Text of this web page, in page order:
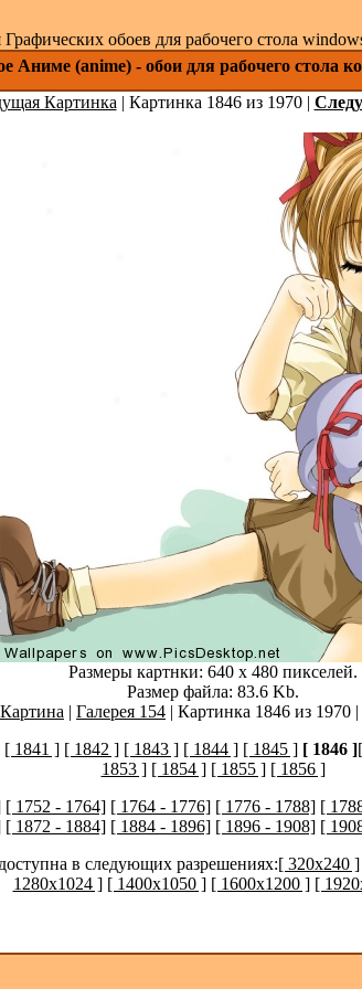
обоев для рабочего стола
Аниме (anime) - обои для рабочего стола
Картинка | Картинка 1846 из 1970 |
Размеры картнки: 640 x 480 пикселей.
Размер файла: 83.6 Kb.
| Галерея 154 | Картинка 1846 из 1970 |
[ 1841 ] [ 1842 ] [ 1843 ] [ 1844 ] [ 1845 ] [ 1846 ]
1853 ] [ 1854 ] [ 1855 ] [ 1856 ]
[ 1752 - 1764] [ 1764 - 1776] [ 1776 - 1788] [
[ 1872 - 1884] [ 1884 - 1896] [ 1896 - 1908] [
в следующих разрешениях:[ 320x240 ]
1280x1024 ] [ 1400x1050 ] [ 1600x1200 ] [